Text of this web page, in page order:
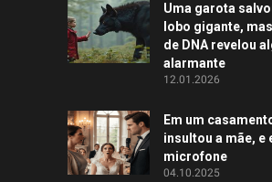
Uma garota
lobo gigante,
de DNA revelou
alarmante
12.01.2026
Em um
insultou a mãe, e
microfone
04.10.2025